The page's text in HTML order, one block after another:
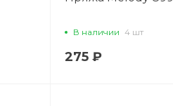
В наличии 4 шт
275 ₽